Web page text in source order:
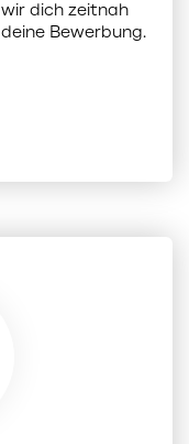
dich zeitnah
Bewerbung.